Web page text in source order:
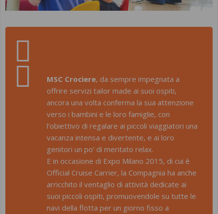
MSC Crociere, da sempre impegnata a
offrire servizi tailor made ai suoi ospiti,
ancora una volta conferma la sua attenzione
verso i bambini e le loro famiglie, con
l’obiettivo di regalare ai piccoli viaggiatori una
vacanza intensa e divertente, e ai loro
genitori un po’ di meritato relax.
E in occasione di Expo Milano 2015, di cui è
Official Cruise Carrier, la Compagnia ha anche
arricchito il ventaglio di attività dedicate ai
suoi piccoli ospiti, promuovendole su tutte le
navi della flotta per un giorno fisso a